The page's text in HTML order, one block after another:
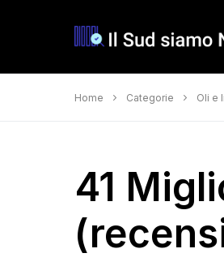
Home Categorie Oli e
41